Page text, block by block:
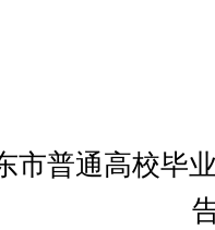
市普通高校毕